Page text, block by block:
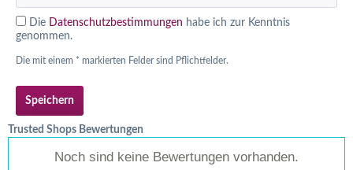
Die Datenschutzbestimmungen habe ich zur Kenntnis
genommen.
Die mit einem * markierten Felder sind Pflichtfelder.
Speichern
Trusted Shops Bewertungen
Noch sind keine Bewertungen vorhanden.